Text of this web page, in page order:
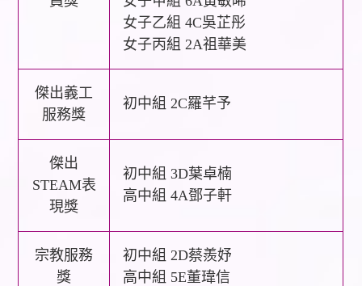
女子乙組 4C吳芷彤
女子丙組 2A祖華美
傑出義工
服務獎
初中組 2C羅芊予
傑出
STEAM表
現獎
初中組 3D葉卓楠
高中組 4A鄧子軒
宗教服務
獎
初中組 2D蔡羨妤
高中組 5E董瑋信